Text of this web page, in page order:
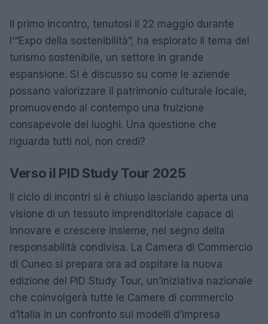
Il primo incontro, tenutosi il 22 maggio durante
l’“Expo della sostenibilità”, ha esplorato il tema del
turismo sostenibile, un settore in grande
espansione. Si è discusso su come le aziende
possano valorizzare il patrimonio culturale locale,
promuovendo al contempo una fruizione
consapevole dei luoghi. Una questione che
riguarda tutti noi, non credi?
Verso il PID Study Tour 2025
Il ciclo di incontri si è chiuso lasciando aperta una
visione di un tessuto imprenditoriale capace di
innovare e crescere insieme, nel segno della
responsabilità condivisa. La Camera di Commercio
di Cuneo si prepara ora ad ospitare la nuova
edizione del PID Study Tour, un’iniziativa nazionale
che coinvolgerà tutte le Camere di commercio
d’Italia in un confronto sui modelli d’impresa